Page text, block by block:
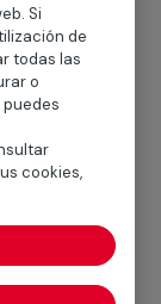
Si
de
todas las
o
puedes
cookies,